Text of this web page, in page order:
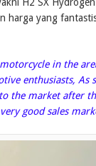
harga yang
in the
enthusiasts,
the market after
very good sales